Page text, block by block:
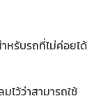
หรับรถที่ไม่ค่อยได้
ว้ว่าสามารถใช้